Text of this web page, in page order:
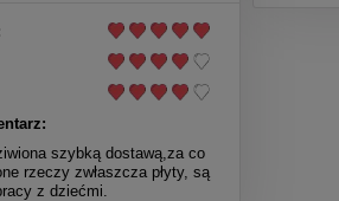
szybką dostawą,za co
rzeczy zwłaszcza płyty, są
z dziećmi.